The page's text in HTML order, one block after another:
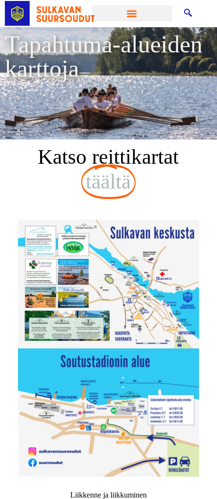
Tapahtuma-alueiden
karttoja
Katso reittikartat
täältä
Liikkenne ja liikkuminen